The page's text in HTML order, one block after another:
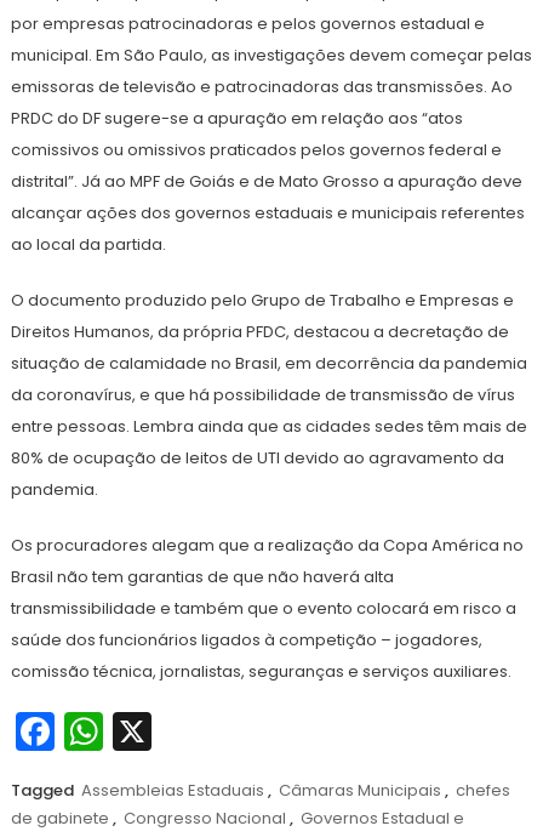
por empresas patrocinadoras e pelos governos estadual e
municipal. Em São Paulo, as investigações devem começar pelas
emissoras de televisão e patrocinadoras das transmissões. Ao
PRDC do DF sugere-se a apuração em relação aos “atos
comissivos ou omissivos praticados pelos governos federal e
distrital”. Já ao MPF de Goiás e de Mato Grosso a apuração deve
alcançar ações dos governos estaduais e municipais referentes
ao local da partida.
O documento produzido pelo Grupo de Trabalho e Empresas e
Direitos Humanos, da própria PFDC, destacou a decretação de
situação de calamidade no Brasil, em decorrência da pandemia
da coronavírus, e que há possibilidade de transmissão de vírus
entre pessoas. Lembra ainda que as cidades sedes têm mais de
80% de ocupação de leitos de UTI devido ao agravamento da
pandemia.
Os procuradores alegam que a realização da Copa América no
Brasil não tem garantias de que não haverá alta
transmissibilidade e também que o evento colocará em risco a
saúde dos funcionários ligados à competição – jogadores,
comissão técnica, jornalistas, seguranças e serviços auxiliares.
Facebook
WhatsApp
X
Tagged Assembleias Estaduais , Câmaras Municipais , chefes
de gabinete , Congresso Nacional , Governos Estadual e